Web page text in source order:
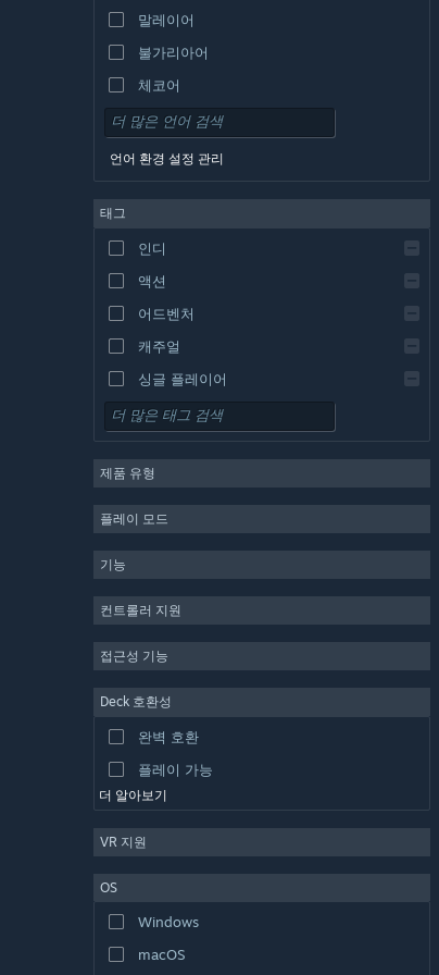
말레이어
불가리아어
체코어
덴마크어
독일어
스페인어 - 중남미
그리스어
언어 환경 설정 관리
태그
인디
액션
어드벤처
캐주얼
싱글 플레이어
시뮬레이션
전략
무료 플레이
다채로운
탐험
제품 유형
플레이 모드
기능
컨트롤러 지원
접근성 기능
Deck 호환성
완벽 호환
플레이 가능
더 알아보기
VR 지원
OS
Windows
macOS